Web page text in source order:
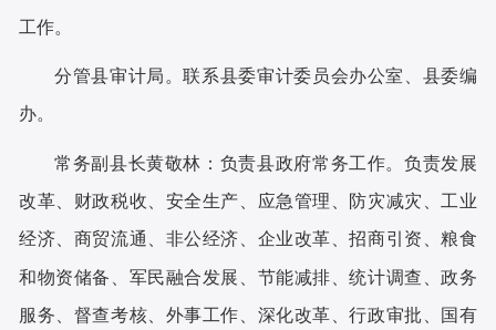
工作。
分管县审计局。联系县委审计委员会办公室、县委编
办。
常务副县长黄敬林： 负责县政府常务工作。负责发展
改革、财政税收、安全生产、应急管理、防灾减灾、工业
经济、商贸流通、非公经济、企业改革、招商引资、粮食
和物资储备、军民融合发展、节能减排、统计调查、政务
服务、督查考核、外事工作、深化改革、行政审批、国有